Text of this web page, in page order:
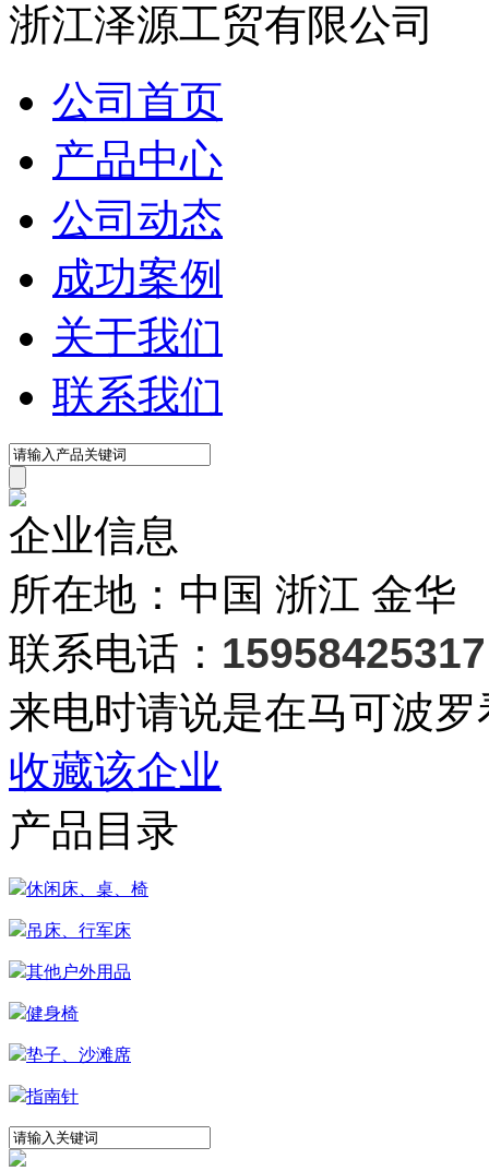
浙江泽源工贸有限公司
公司首页
产品中心
公司动态
成功案例
关于我们
联系我们
企业信息
所在地：中国 浙江 金华
联系电话： 15958425317
来电时请说是在马可波
收藏该企业
产品目录
休闲床、桌、椅
吊床、行军床
其他户外用品
健身椅
垫子、沙滩席
指南针